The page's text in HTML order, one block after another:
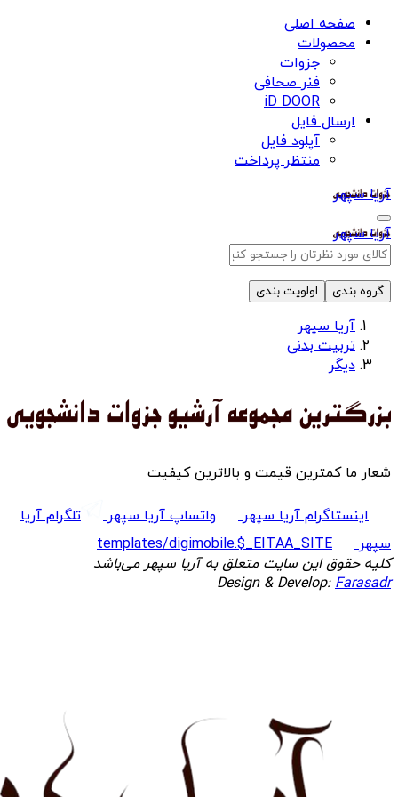
صفحه اصلی
محصولات
جزوات
فنر صحافی
iD DOOR
ارسال فایل
آپلود فایل
منتظر پرداخت
آریا سپهر
آریا سپهر
گروه بندی اولویت بندی
آریا سپهر
تربیت بدنی
دیگر
شعار ما کمترین قیمت و بالاترین کیفیت
اینستاگرام آریا سپهر واتساپ آریا سپهر
تلگرام آریا
سپهر
templates/digimobile.$_EITAA_SITE
کلیه حقوق این سایت متعلق به آریا سپهر می‌باشد
Design & Develop:Farasadr